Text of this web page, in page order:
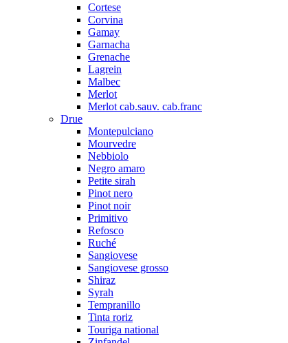
Cortese
Corvina
Gamay
Garnacha
Grenache
Lagrein
Malbec
Merlot
Merlot cab.sauv. cab.franc
Drue
Montepulciano
Mourvedre
Nebbiolo
Negro amaro
Petite sirah
Pinot nero
Pinot noir
Primitivo
Refosco
Ruché
Sangiovese
Sangiovese grosso
Shiraz
Syrah
Tempranillo
Tinta roriz
Touriga national